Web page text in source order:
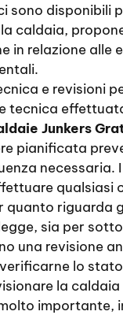
sono disponibili
caldaia,
in relazione alle
e revisioni
tecnica
Junkers
pianificata
necessaria.
qualsiasi
quanto riguarda
sia per
una revisione
lo
la caldaia
importante,